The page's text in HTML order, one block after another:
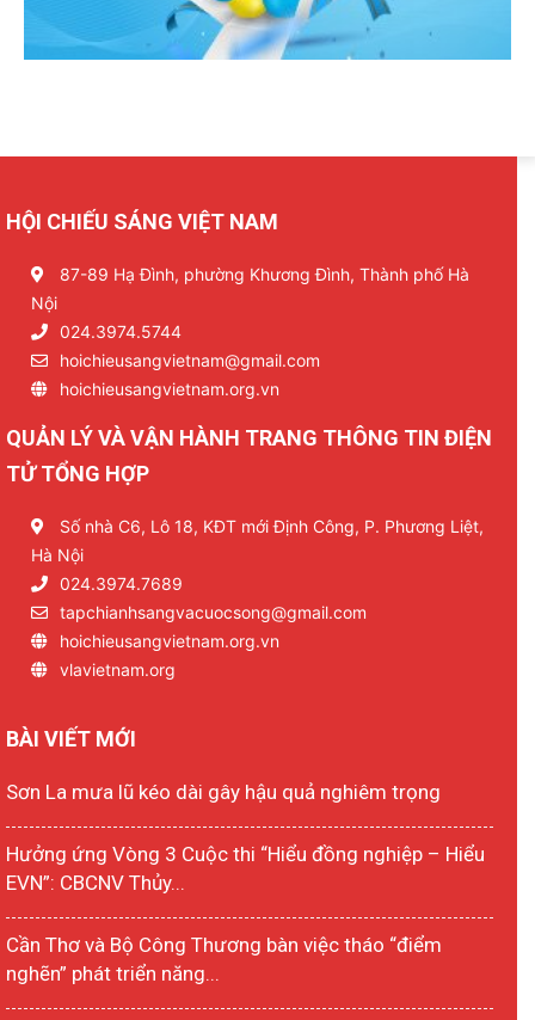
HỘI CHIẾU SÁNG VIỆT NAM
87-89 Hạ Đình, phường Khương Đình, Thành phố Hà
Nội
024.3974.5744
hoichieusangvietnam@gmail.com
hoichieusangvietnam.org.vn
QUẢN LÝ VÀ VẬN HÀNH TRANG THÔNG TIN ĐIỆN
TỬ TỔNG HỢP
Số nhà C6, Lô 18, KĐT mới Định Công, P. Phương Liệt,
Hà Nội
024.3974.7689
tapchianhsangvacuocsong@gmail.com
hoichieusangvietnam.org.vn
vlavietnam.org
BÀI VIẾT MỚI
Sơn La mưa lũ kéo dài gây hậu quả nghiêm trọng
Hưởng ứng Vòng 3 Cuộc thi “Hiểu đồng nghiệp – Hiểu
EVN”: CBCNV Thủy...
Cần Thơ và Bộ Công Thương bàn việc tháo “điểm
nghẽn” phát triển năng...